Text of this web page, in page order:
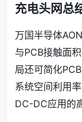
充电头网总
万国半导体
与PCB接触面
局还可简化
系统空间利用
DC-DC应用的